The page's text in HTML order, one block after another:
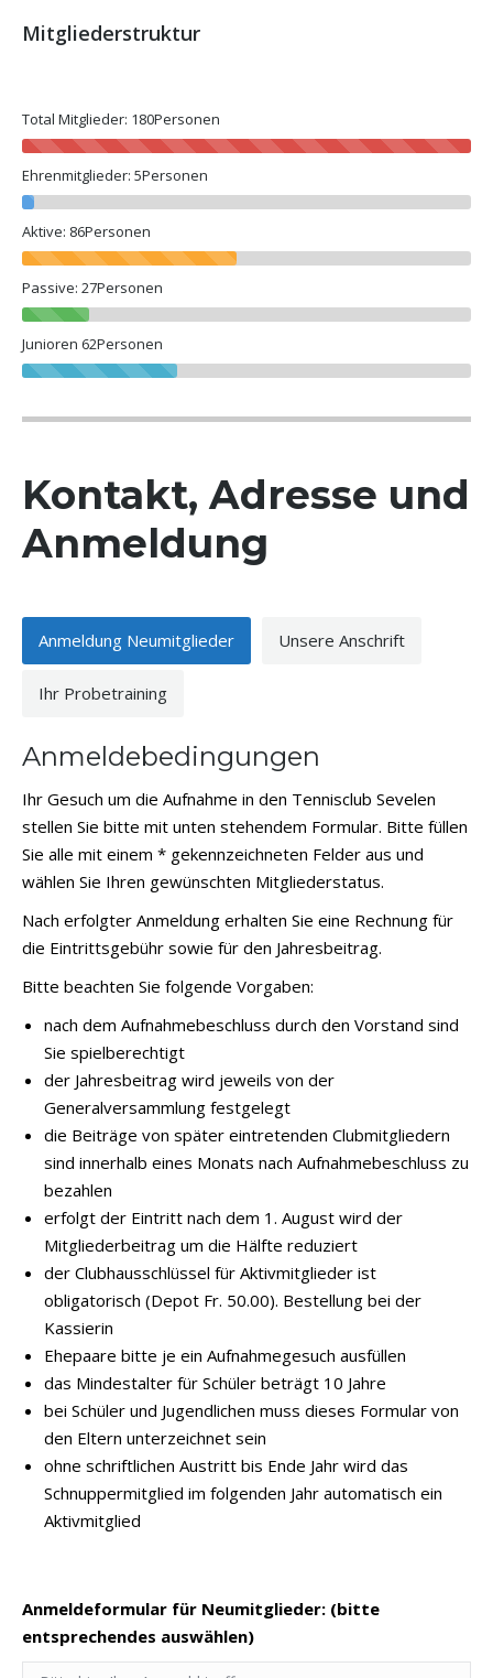
Mitgliederstruktur
Total Mitglieder: 180Personen
Ehrenmitglieder: 5Personen
Aktive: 86Personen
Passive: 27Personen
Junioren 62Personen
Kontakt, Adresse und
Anmeldung
Anmeldung Neumitglieder Unsere Anschrift
Ihr Probetraining
Anmeldebedingungen
Ihr Gesuch um die Aufnahme in den Tennisclub Sevelen
stellen Sie bitte mit unten stehendem Formular. Bitte füllen
Sie alle mit einem * gekennzeichneten Felder aus und
wählen Sie Ihren gewünschten Mitgliederstatus.
Nach erfolgter Anmeldung erhalten Sie eine Rechnung für
die Eintrittsgebühr sowie für den Jahresbeitrag.
Bitte beachten Sie folgende Vorgaben:
nach dem Aufnahmebeschluss durch den Vorstand sind
Sie spielberechtigt
der Jahresbeitrag wird jeweils von der
Generalversammlung festgelegt
die Beiträge von später eintretenden Clubmitgliedern
sind innerhalb eines Monats nach Aufnahmebeschluss zu
bezahlen
erfolgt der Eintritt nach dem 1. August wird der
Mitgliederbeitrag um die Hälfte reduziert
der Clubhausschlüssel für Aktivmitglieder ist
obligatorisch (Depot Fr. 50.00). Bestellung bei der
Kassierin
Ehepaare bitte je ein Aufnahmegesuch ausfüllen
das Mindestalter für Schüler beträgt 10 Jahre
bei Schüler und Jugendlichen muss dieses Formular von
den Eltern unterzeichnet sein
ohne schriftlichen Austritt bis Ende Jahr wird das
Schnuppermitglied im folgenden Jahr automatisch ein
Aktivmitglied
Anmeldeformular für Neumitglieder: (bitte
entsprechendes auswählen)